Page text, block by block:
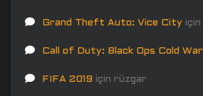
Grand Theft Auto: Vice City için
Call of Duty: Black Ops Cold War
FIFA 2019 için rüzgar